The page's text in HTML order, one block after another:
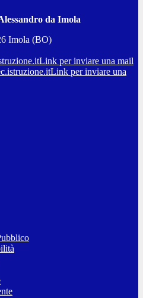
da Imola
Imola (BO)
Link per inviare una mail
Link per inviare una